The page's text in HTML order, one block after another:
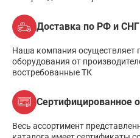
Доставка по РФ и
Наша компания осуществляет
оборудования от
востребованные ТК
Сертифицированное
Весь ассортимент